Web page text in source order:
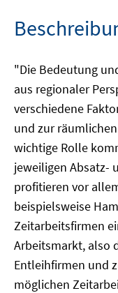
"Die Bedeutung
aus regionaler
verschiedene
und zur
wichtige Rolle
jeweiligen Absatz-
profitieren vor
beispielsweise
Zeitarbeitsfirmen
Arbeitsmarkt, also
Entleihfirmen und
möglichen